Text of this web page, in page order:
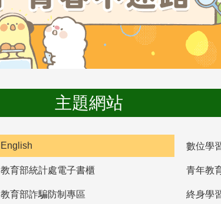
主題網站
English 數位學
教育部統計處電子書櫃 青年教
教育部詐騙防制專區 終身學